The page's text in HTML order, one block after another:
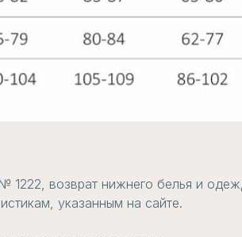
1222, возврат нижнего белья и
указанным на сайте.